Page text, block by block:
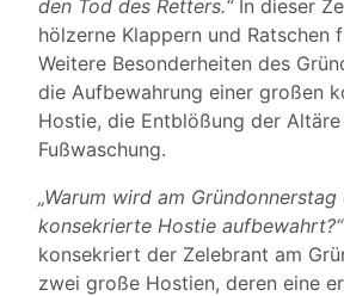
den Tod des Retters.“In dieser
hölzerne Klappern und Ratschen
Weitere Besonderheiten des
die Aufbewahrung einer großen
Hostie, die Entblößung der
Fußwaschung.
„Warum wird am
konsekrierte Hostie aufbewahrt?“
konsekriert der Zelebrant am
zwei große Hostien, deren eine